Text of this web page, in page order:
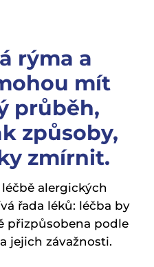
rýma a
mít
průběh,
způsoby,
zmírnit.
alergických
řada léků: léčba by
přizpůsobena podle
jejich závažnosti.